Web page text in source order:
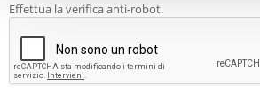
Effettua la verifica anti-robot.